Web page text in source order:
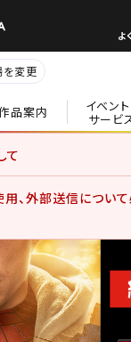
よ
を変更
品案内 イベント
サービ
て
ました。
用、外部送信につい
プリをご利用のお客さま
ービスの利用状況分析
クッキー等を使用して
クッキー等の使用に同意
トポリシーをご覧ください
閉じる